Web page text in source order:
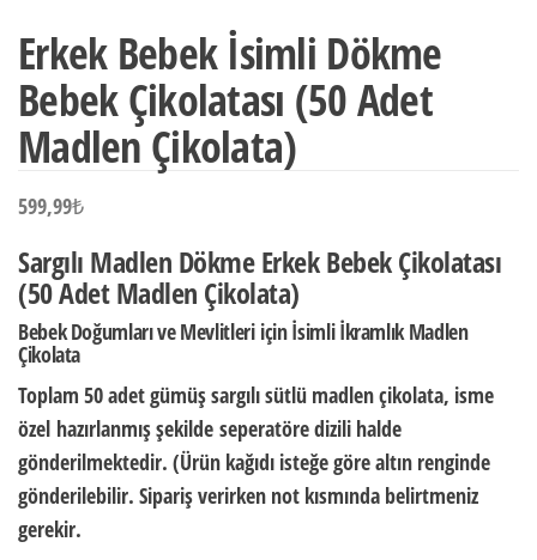
Erkek Bebek İsimli Dökme
Bebek Çikolatası (50 Adet
Madlen Çikolata)
599,99₺
Sargılı Madlen Dökme Erkek Bebek Çikolatası
(50 Adet Madlen Çikolata)
Bebek Doğumları ve Mevlitleri için İsimli İkramlık Madlen
Çikolata
Toplam 50 adet gümüş sargılı sütlü madlen çikolata, isme
özel hazırlanmış şekilde seperatöre dizili halde
gönderilmektedir. (Ürün kağıdı isteğe göre altın renginde
gönderilebilir. Sipariş verirken not kısmında belirtmeniz
gerekir.